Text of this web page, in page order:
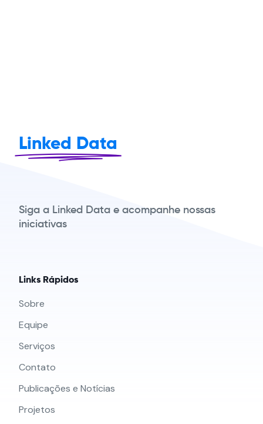
Linked Data
Siga a Linked Data e acompanhe nossas
iniciativas
Links Rápidos
Sobre
Equipe
Serviços
Contato
Publicações e Notícias
Projetos